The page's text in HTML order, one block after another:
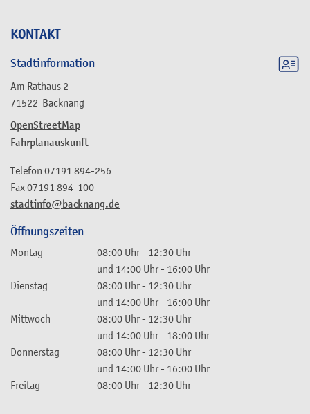
KONTAKT
Stadtinformation
Am Rathaus 2
71522 Backnang
OpenStreetMap
Fahrplanauskunft
stadtinfo@backnang.de
Telefon 07191 894-256
Fax07191 894-100
Öffnungszeiten
Montag 08:00 Uhr- 12:30 Uhr
und 14:00 Uhr- 16:00 Uhr
Dienstag
08:00 Uhr- 12:30 Uhr
und 14:00 Uhr- 16:00 Uhr
Mittwoch
08:00 Uhr- 12:30 Uhr
und 14:00 Uhr- 18:00 Uhr
Donnerstag
08:00 Uhr- 12:30 Uhr
und 14:00 Uhr- 16:00 Uhr
Freitag
08:00 Uhr- 12:30 Uhr